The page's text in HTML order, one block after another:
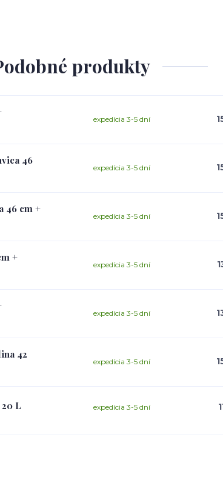
produkty
expedícia 3-5 dní
46
expedícia 3-5 dní
46 cm +
expedícia 3-5 dní
+
expedícia 3-5 dní
expedícia 3-5 dní
42
expedícia 3-5 dní
L expedícia 3-5 dní